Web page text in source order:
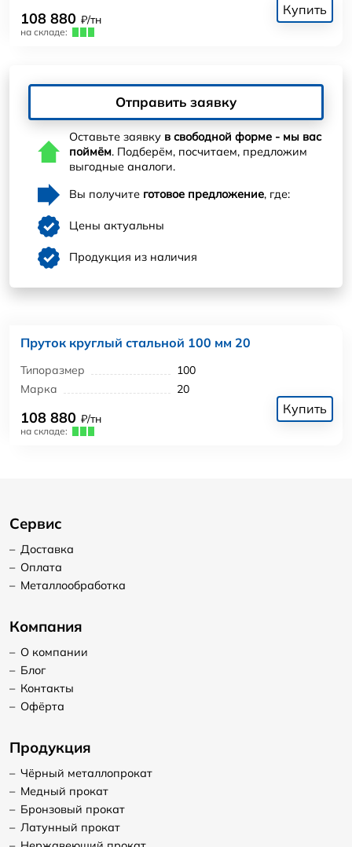
108 880 ₽/тн
на складе:
Купить
Отправить заявку
Оставьте заявку в свободной форме - мы вас
поймём. Подберём, посчитаем, предложим
выгодные аналоги.
Вы получите готовое предложение, где:
Цены актуальны
Продукция из наличия
Пруток круглый стальной 100 мм 20
Типоразмер
100
Марка
20
108 880 ₽/тн
на складе:
Купить
Сервис
– Доставка
– Оплата
– Металлообработка
Компания
– О компании
– Блог
– Контакты
– Офёрта
Продукция
– Чёрный металлопрокат
– Медный прокат
– Бронзовый прокат
– Латунный прокат